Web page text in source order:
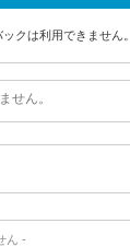
ックは利用できません。
せん。
ん -